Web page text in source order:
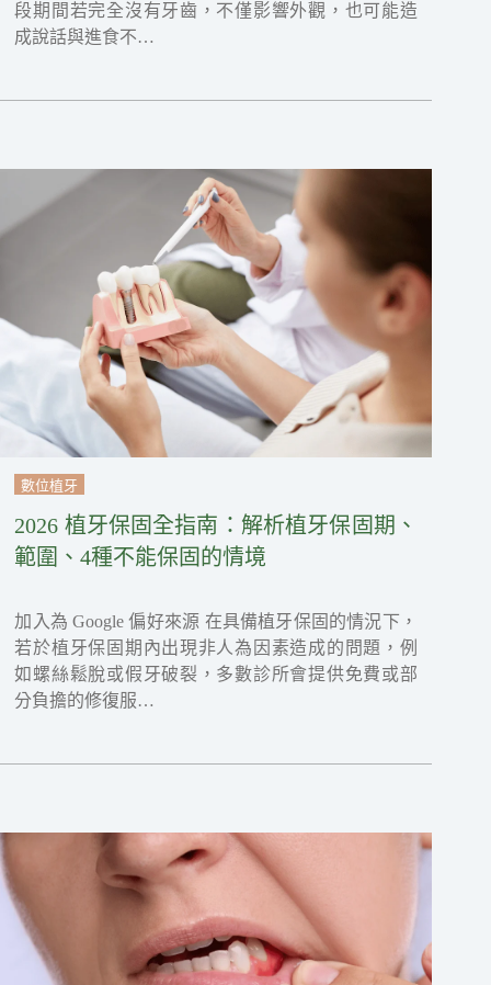
段期間若完全沒有牙齒，不僅影響外觀，也可能造
成說話與進食不…
數位植牙
2026 植牙保固全指南：解析植牙保固期、
範圍、4種不能保固的情境
加入為 Google 偏好來源 在具備植牙保固的情況下，
若於植牙保固期內出現非人為因素造成的問題，例
如螺絲鬆脫或假牙破裂，多數診所會提供免費或部
分負擔的修復服…